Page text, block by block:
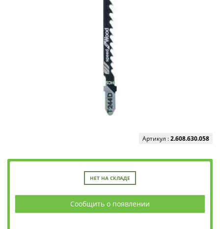
Артикул :2.608.630.058
НЕТ НА СКЛАДЕ
Сообщить о появлении